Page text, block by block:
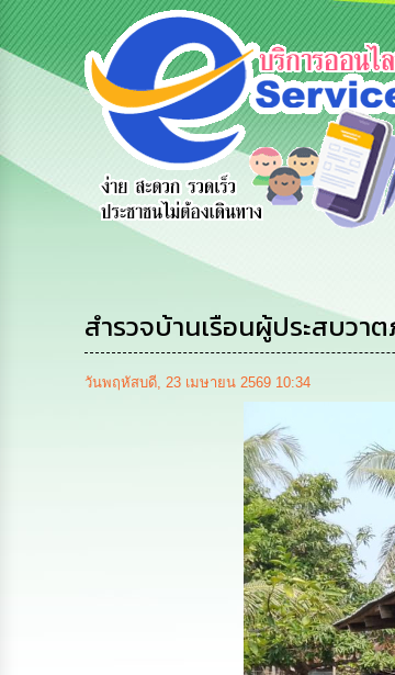
ร้องทุกข์
ร้องเรียน
การทุจริต
ร้องเรี
การบริห
ทรัพยา
บุคคล
สำรวจบ้านเรือนผู้ประสบว
วันพฤหัสบดี, 23 เมษายน 2569 10:34